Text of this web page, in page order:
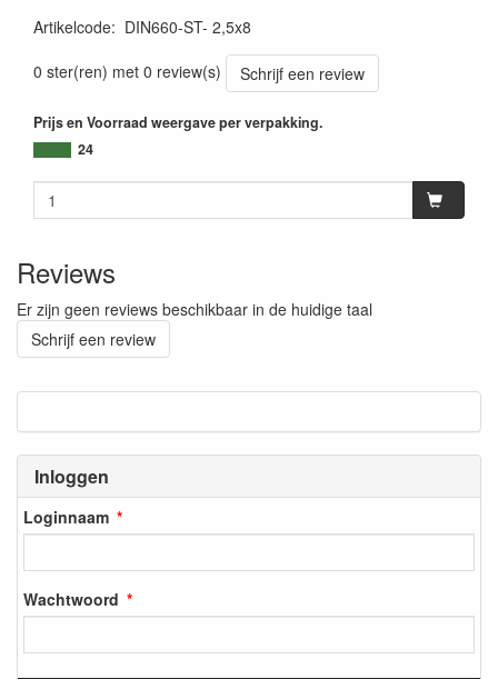
Inloggen
Loginnaam
Wachtwoord
Artikelcode: DIN660-ST- 2,5x8
0 ster(ren) met 0 review(s)
Schrijf een review
Prijs en Voorraad weergave per verpakking.
24
Reviews
Er zijn geen reviews beschikbaar in de huidige taal
Schrijf een review